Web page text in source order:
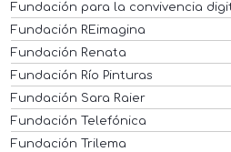
Fundación para la convivencia
Fundación REimagina
Fundación Renata
Fundación Río Pinturas
Fundación Sara Raier
Fundación Telefónica
Fundación Trilema